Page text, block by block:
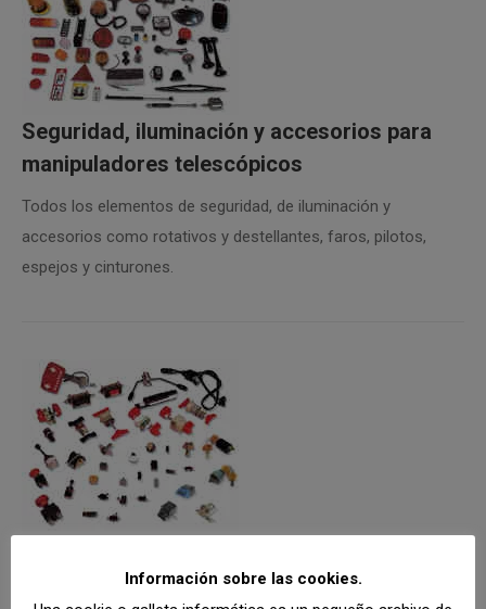
Seguridad, iluminación y accesorios para
manipuladores telescópicos
Todos los elementos de seguridad, de iluminación y
accesorios como rotativos y destellantes, faros, pilotos,
espejos y cinturones.
telescópicosInformación sobre las cookies.